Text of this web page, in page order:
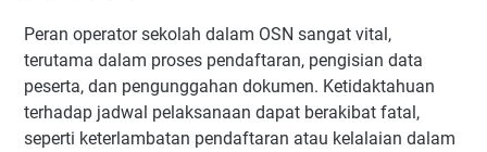
Peran operator sekolah dalam OSN sangat vital,
terutama dalam proses pendaftaran, pengisian data
peserta, dan pengunggahan dokumen. Ketidaktahuan
terhadap jadwal pelaksanaan dapat berakibat fatal,
seperti keterlambatan pendaftaran atau kelalaian dalam